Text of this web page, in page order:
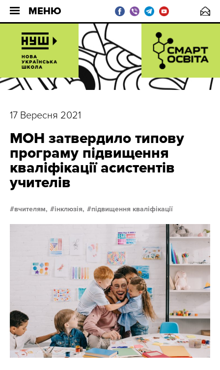
МЕНЮ
17 Вересня 2021
МОН затвердило типову
програму підвищення
кваліфікації асистентів
учителів
вчителям, інклюзія, підвищення кваліфікації